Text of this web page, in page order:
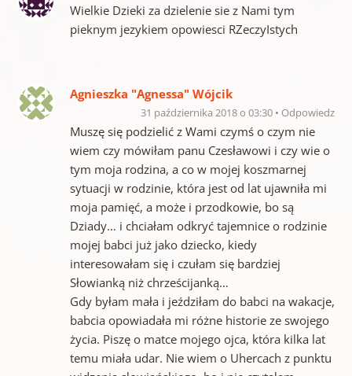
Wielkie Dzieki za dzielenie sie z Nami tym
pieknym jezykiem opowiesci RZeczyIstych
Agnieszka "Agnessa" Wójcik
31 października 2018 o 03:30 Odpowiedz
Muszę się podzielić z Wami czymś o czym nie
wiem czy mówiłam panu Czesławowi i czy wie o
tym moja rodzina, a co w mojej koszmarnej
sytuacji w rodzinie, która jest od lat ujawniła mi
moja pamięć, a może i przodkowie, bo są
Dziady… i chciałam odkryć tajemnice o rodzinie
mojej babci już jako dziecko, kiedy
interesowałam się i czułam się bardziej
Słowianką niż chrześcijanką…
Gdy byłam mała i jeździłam do babci na wakacje,
babcia opowiadała mi różne historie ze swojego
życia. Piszę o matce mojego ojca, która kilka lat
temu miała udar. Nie wiem o Uhercach z punktu